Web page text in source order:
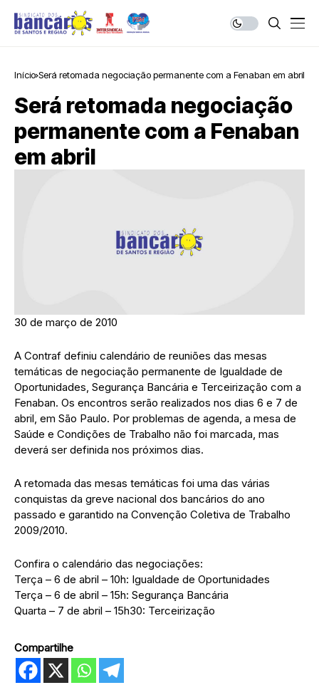
Início Será retomada negociação permanente com a Fenaban em abril
Será retomada negociação
permanente com a Fenaban
em abril
30 de março de 2010
A Contraf definiu calendário de reuniões das mesas
temáticas de negociação permanente de Igualdade de
Oportunidades, Segurança Bancária e Terceirização com a
Fenaban. Os encontros serão realizados nos dias 6 e 7 de
abril, em São Paulo. Por problemas de agenda, a mesa de
Saúde e Condições de Trabalho não foi marcada, mas
deverá ser definida nos próximos dias.
A retomada das mesas temáticas foi uma das várias
conquistas da greve nacional dos bancários do ano
passado e garantido na Convenção Coletiva de Trabalho
2009/2010.
Confira o calendário das negociações:
Terça – 6 de abril – 10h: Igualdade de Oportunidades
Terça – 6 de abril – 15h: Segurança Bancária
Quarta – 7 de abril – 15h30: Terceirização
Compartilhe